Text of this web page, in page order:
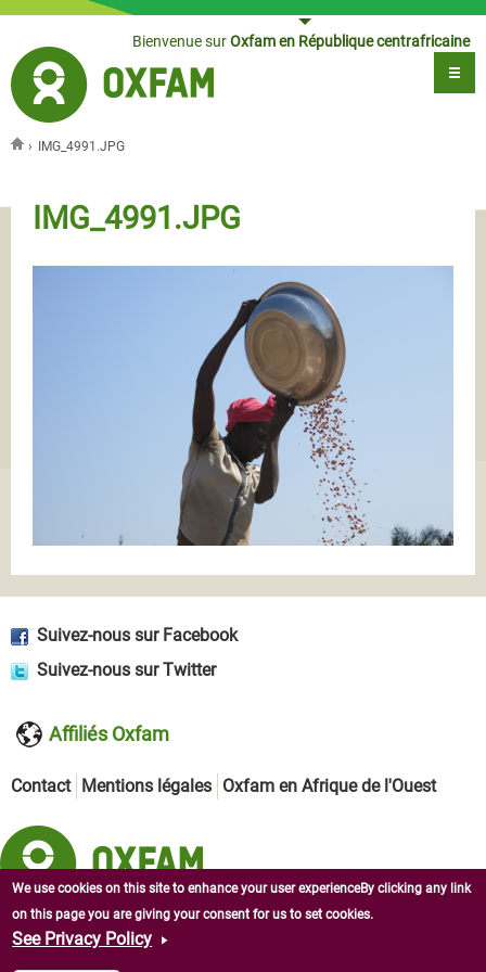
Jump to navigationBienvenue surOxfam en République centrafricaine
› IMG_4991.JPG
IMG_4991.JPG
Suivez-nous sur Facebook
Suivez-nous sur Twitter
Affiliés Oxfam
Contact Mentions légales Oxfam en Afrique de l'Ouest
Copyright © 2026 Oxfam en République centrafricaine. Tous
droits réservés.
We use cookies on this site to enhance your user experienceBy clicking any link
on this page you are giving your consent for us to set cookies.
See Privacy Policy